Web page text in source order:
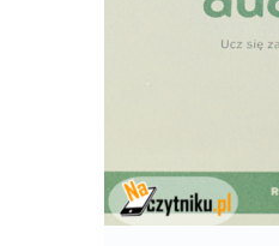
angielsku